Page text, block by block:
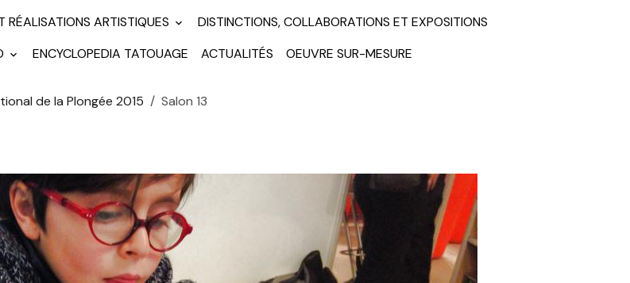
RÉALISATIONS ARTISTIQUES
DISTINCTIONS, COLLABORATIONS ET EXPOSITIONS
ENCYCLOPEDIA TATOUAGE ACTUALITÉS OEUVRE SUR-MESURE
de la Plongée 2015 Salon 13